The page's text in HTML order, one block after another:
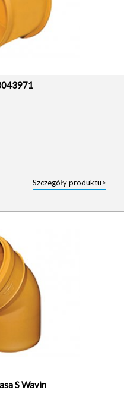
Szczegóły produktu>
S Wavin